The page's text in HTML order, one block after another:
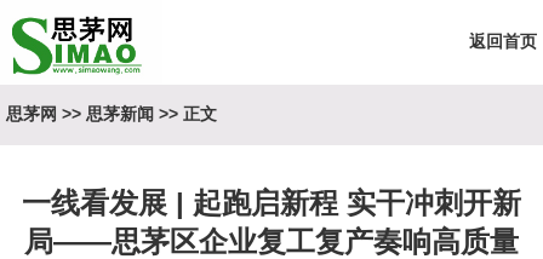
返回首页
思茅网 >> 思茅新闻 >> 正文
一线看发展 | 起跑启新程 实干冲刺开新
局——思茅区企业复工复产奏响高质量